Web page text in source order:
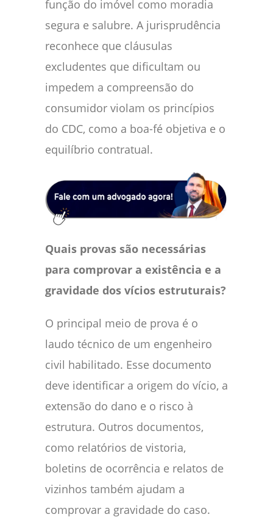
função do imóvel como moradia
segura e salubre. A jurisprudência
reconhece que cláusulas
excludentes que dificultam ou
impedem a compreensão do
consumidor violam os princípios
do CDC, como a boa-fé objetiva e o
equilíbrio contratual.
Quais provas são necessárias
para comprovar a existência e a
gravidade dos vícios estruturais?
O principal meio de prova é o
laudo técnico de um engenheiro
civil habilitado. Esse documento
deve identificar a origem do vício, a
extensão do dano e o risco à
estrutura. Outros documentos,
como relatórios de vistoria,
boletins de ocorrência e relatos de
vizinhos também ajudam a
comprovar a gravidade do caso.